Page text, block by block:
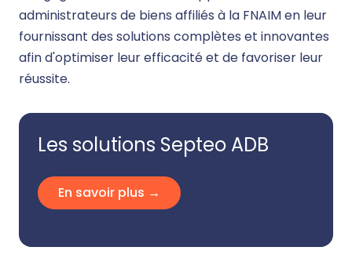
administrateurs de biens affiliés à la FNAIM en leur
fournissant des solutions complètes et innovantes
afin d'optimiser leur efficacité et de favoriser leur
réussite.
Les solutions Septeo ADB
En savoir plus →